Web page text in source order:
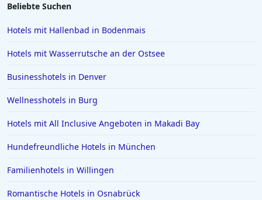
Beliebte Suchen
Hotels mit Hallenbad in Bodenmais
Hotels mit Wasserrutsche an der Ostsee
Businesshotels in Denver
Wellnesshotels in Burg
Hotels mit All Inclusive Angeboten in Makadi Bay
Hundefreundliche Hotels in München
Familienhotels in Willingen
Romantische Hotels in Osnabrück